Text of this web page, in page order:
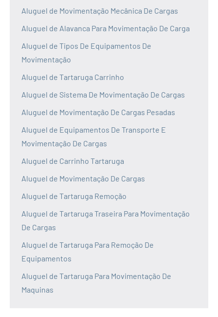
Aluguel de Movimentação Mecânica De Cargas
Aluguel de Alavanca Para Movimentação De Carga
Aluguel de Tipos De Equipamentos De
Movimentação
Aluguel de Tartaruga Carrinho
Aluguel de Sistema De Movimentação De Cargas
Aluguel de Movimentação De Cargas Pesadas
Aluguel de Equipamentos De Transporte E
Movimentação De Cargas
Aluguel de Carrinho Tartaruga
Aluguel de Movimentação De Cargas
Aluguel de Tartaruga Remoção
Aluguel de Tartaruga Traseira Para Movimentação
De Cargas
Aluguel de Tartaruga Para Remoção De
Equipamentos
Aluguel de Tartaruga Para Movimentação De
Maquinas